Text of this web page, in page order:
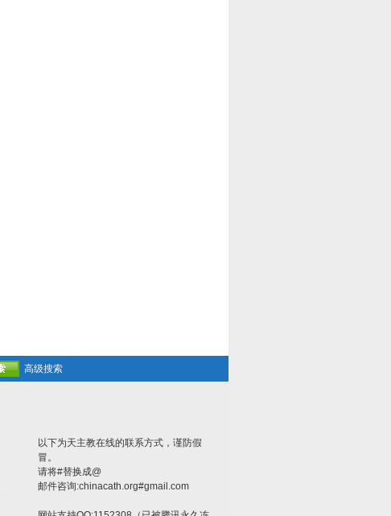
高级搜索
以下为天主教在线的联系方式，谨防假
冒。
请将#替换成@
邮件咨询:chinacath.org#gmail.com